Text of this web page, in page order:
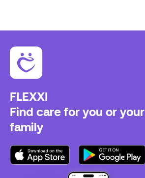
FLEXXI
Find care for you or your
family